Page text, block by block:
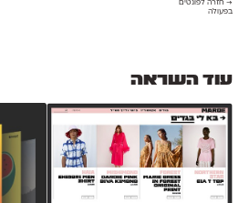
→ חזרה לפונטים
בפעולה
עוד השראה